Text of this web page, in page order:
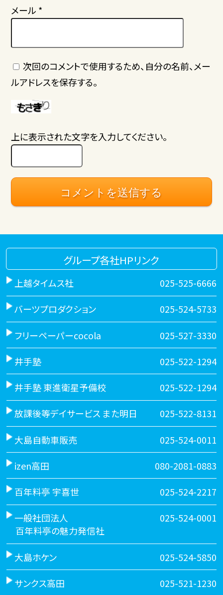
メール *
次回のコメントで使用するため、自分の名前、メー
ルアドレスを保存する。
上に表示された文字を入力してください。
グループ各社HPリンク
上越タイムス社 025-525-6666
バーツプロダクション 025-524-5733
フリーペーパーcocola 025-527-3330
井手塾 025-522-1294
井手塾 東進衛星予備校 025-522-1294
放課後等デイサービス また明日 025-522-8131
大島自動車販売 025-524-0011
izen高田 080-2081-0883
百年料亭 宇喜世 025-524-2217
一般社団法人
百年料亭の魅力発信社
025-524-0001
大島ホケン 025-524-5850
サンクス高田 025-521-1230